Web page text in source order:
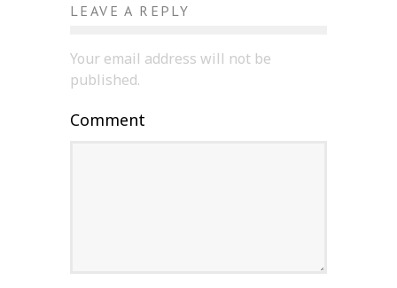
LEAVE A REPLY
Your email address will not be
published.
Comment